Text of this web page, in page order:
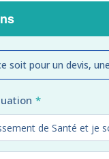
soit pour un devis,